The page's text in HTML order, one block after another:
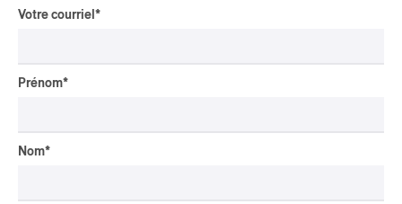
Votre courriel *
Prénom*
Nom*